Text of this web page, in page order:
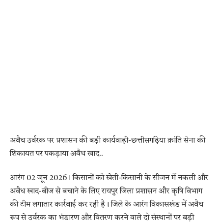
अवैध उर्वरक पर प्रशासन की बड़ी कार्यवाही-छत्तीसगढ़िया क्रांति सेना की
शिकायत पर पकड़ाया अवैध खाद..
आरंग 02 जून 2026। किसानों को खेती-किसानी के सीजन में नकली और
अवैध खाद-बीज से बचाने के लिए रायपुर जिला प्रशासन और कृषि विभाग
की टीम लगातार कार्रवाई कर रही है। जिले के आरंग विकासखंड में अवैध
रूप से उर्वरक का भंडारण और वितरण करने वाले दो संस्थानों पर बड़ी